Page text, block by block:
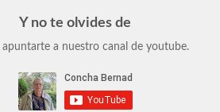
Y no te olvides de
apuntarte a nuestro canal de youtube.